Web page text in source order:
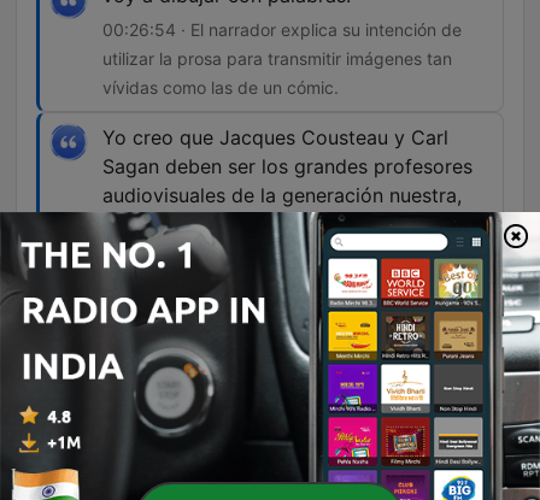
00:26:54 · El narrador explica su intención de
utilizar la prosa para transmitir imágenes tan
vívidas como las de un cómic.
Yo creo que Jacques Cousteau y Carl
Sagan deben ser los grandes profesores
audiovisuales de la generación nuestra,
por lo menos.
00:35:10 · El autor identifica a estas figuras
como referentes educativos visuales
fundamentales para su generación.
como mi papá tenía esa capacidad
camaleónica de poder dibujar como Temo
Lobo o como Eduardo Armstrong o
01:00:32 · Se describe la impresionante habilidad